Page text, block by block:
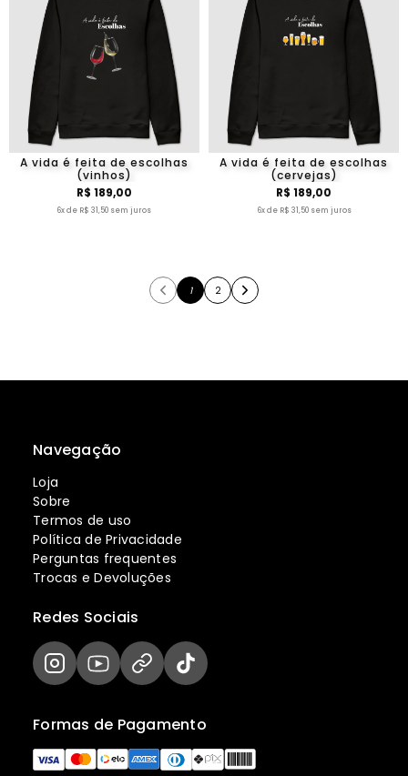
A vida é feita de escolhas
(vinhos)
R$ 189,00
6x de R$ 31,50 sem juros
A vida é feita de escolhas
(cervejas)
R$ 189,00
6x de R$ 31,50 sem juros
1 2
Navegação
Loja
Sobre
Termos de uso
Política de Privacidade
Perguntas frequentes
Trocas e Devoluções
Formas de Pagamento
Redes Sociais